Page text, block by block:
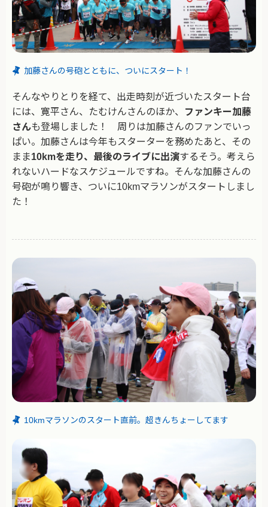
加藤さんの号砲とともに、ついにスタート！
そんなやりとりを経て、出走時刻が近づいたスタート台
には、寛平さん、たむけんさんのほか、
ファンキー加藤
さんも登場しました！ 周りは加藤さんのファンでいっ
ぱい。加藤さんは今年もスターターを務めたあと、その
まま10kmを走り、最後のライブに出演するそう。考えら
れないハードなスケジュールですね。そんな加藤さんの
号砲が鳴り響き、ついに10kmマラソンがスタートしまし
た！
10kmマラソンのスタート直前。超きんちょーしてます